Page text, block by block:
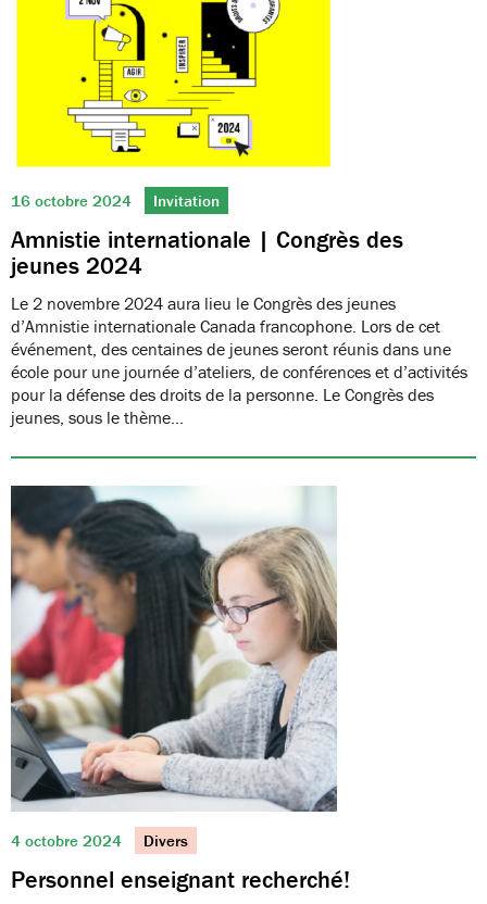
16 octobre 2024 Invitation
Amnistie internationale | Congrès des
jeunes 2024
Le 2 novembre 2024 aura lieu le Congrès des jeunes
d’Amnistie internationale Canada francophone. Lors de cet
événement, des centaines de jeunes seront réunis dans une
école pour une journée d’ateliers, de conférences et d’activités
pour la défense des droits de la personne. Le Congrès des
jeunes, sous le thème…
4 octobre 2024 Divers
Personnel enseignant recherché!